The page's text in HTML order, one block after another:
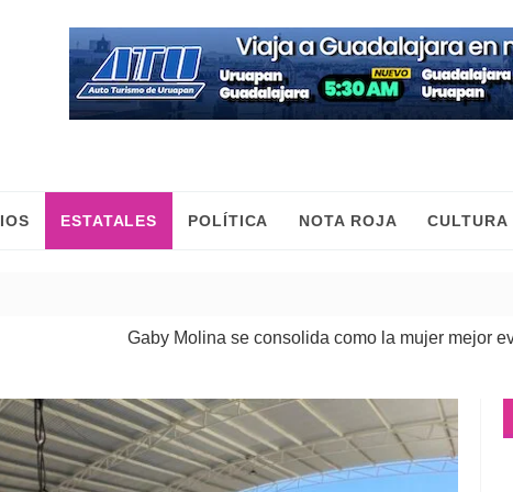
ESTATALES POLÍTICA NOTA ROJA CULTURA
Gaby Molina se consolida como la mujer mejor evaluada de